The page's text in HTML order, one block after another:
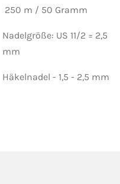
250 m / 50 Gramm
Nadelgröße: US 11/2 = 2,5
mm
Häkelnadel - 1,5 - 2,5 mm